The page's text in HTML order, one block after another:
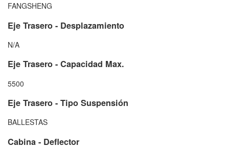
FANGSHENG
Eje Trasero - Desplazamiento
N/A
Eje Trasero - Capacidad Max.
5500
Eje Trasero - Tipo Suspensión
BALLESTAS
Cabina - Deflector